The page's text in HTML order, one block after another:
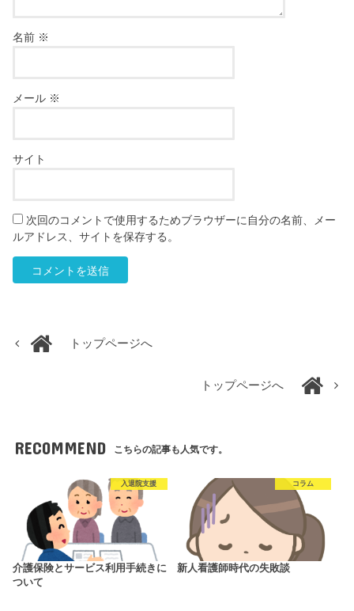
名前 ※
メール ※
サイト
次回のコメントで使用するためブラウザーに自分の名前、メー
ルアドレス、サイトを保存する。
トップページへ
トップページへ
RECOMMEND こちらの記事も人気です。
入退院支援
介護保険とサービス利用手続きに
ついて
コラム
新人看護師時代の失敗談